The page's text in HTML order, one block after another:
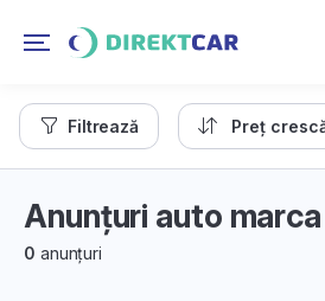
Filtrează Preț
Anunțuri auto
0 anunțuri